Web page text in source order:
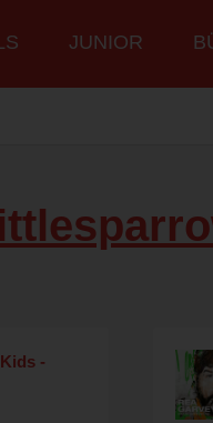
JUNIOR
-